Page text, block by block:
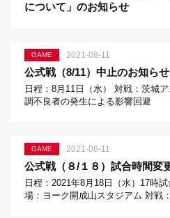
について」のお知らせ
GAME 2021-08-11
公式戦（8/11）中止のお知らせ
日程：8月11日（水） 対戦：茨城
調不良者の発生による影響回避
GAME 2021-08-11
公式戦（８/１８）試合時間変
日程：2021年8月18日（水）17時
場：ヨーク開成山スタジアム 対戦